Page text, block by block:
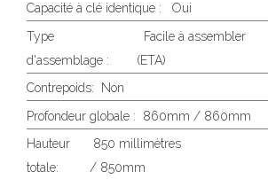
Capacité à clé identique : Oui
Type
d'assemblage :
Facile à assembler
(ETA)
Contrepoids: Non
Profondeur globale : 860mm / 860mm
Hauteur
totale:
850 millimètres
/ 850mm